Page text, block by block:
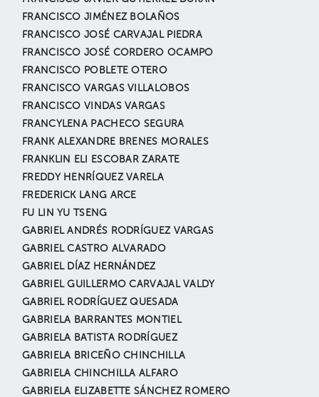
FRANCISCO JIMÉNEZ BOLAÑOS
FRANCISCO JOSÉ CARVAJAL PIEDRA
FRANCISCO JOSÉ CORDERO OCAMPO
FRANCISCO POBLETE OTERO
FRANCISCO VARGAS VILLALOBOS
FRANCISCO VINDAS VARGAS
FRANCYLENA PACHECO SEGURA
FRANK ALEXANDRE BRENES MORALES
FRANKLIN ELI ESCOBAR ZARATE
FREDDY HENRÍQUEZ VARELA
FREDERICK LANG ARCE
FU LIN YU TSENG
GABRIEL ANDRÉS RODRÍGUEZ VARGAS
GABRIEL CASTRO ALVARADO
GABRIEL DÍAZ HERNÁNDEZ
GABRIEL GUILLERMO CARVAJAL VALDY
GABRIEL RODRÍGUEZ QUESADA
GABRIELA BARRANTES MONTIEL
GABRIELA BATISTA RODRÍGUEZ
GABRIELA BRICEÑO CHINCHILLA
GABRIELA CHINCHILLA ALFARO
GABRIELA ELIZABETTE SÁNCHEZ ROMERO